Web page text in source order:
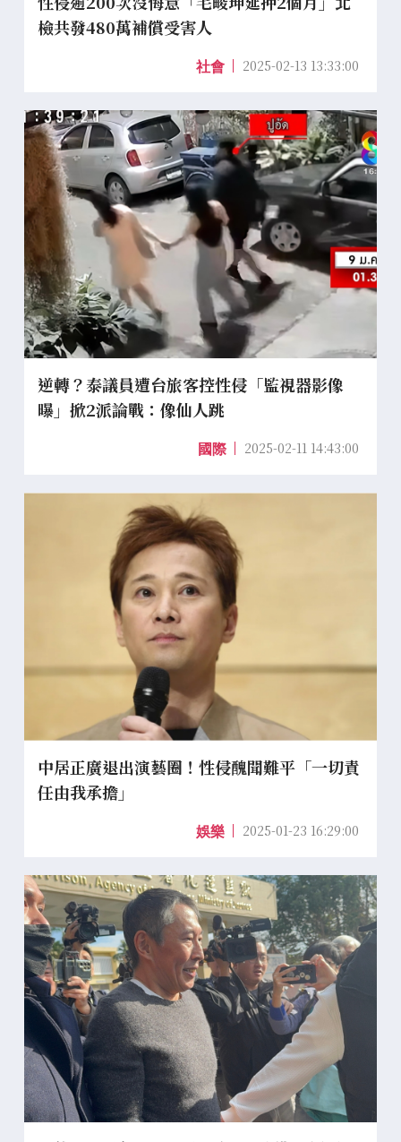
檢共發480萬補償受害人
社會 2025-02-13 13:33:00
逆轉？泰議員遭台旅客控性侵「監視器影像
曝」掀2派論戰：像仙人跳
國際 2025-02-11 14:43:00
中居正廣退出演藝圈！性侵醜聞難平「一切責
任由我承擔」
娛樂 2025-01-23 16:29:00